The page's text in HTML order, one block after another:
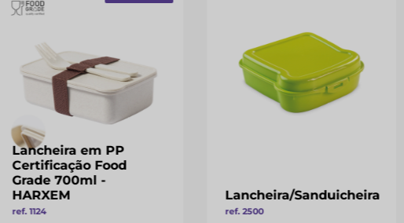
Lancheira em PP
Certificação Food
Grade 700ml -
HARXEM
ref. 1124
Lancheira/Sanduicheira
ref. 2500